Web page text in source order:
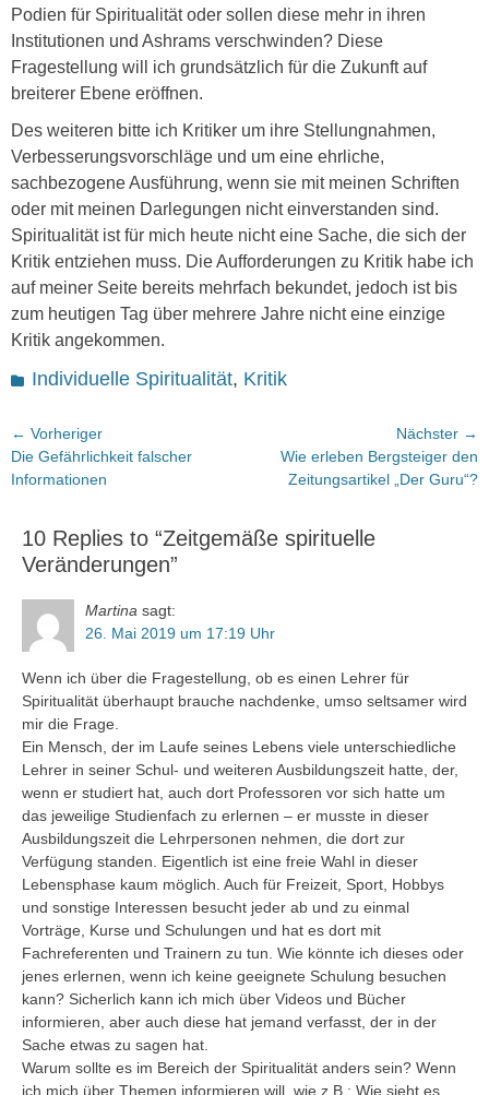
Podien für Spiritualität oder sollen diese mehr in ihren
Institutionen und Ashrams verschwinden? Diese
Fragestellung will ich grundsätzlich für die Zukunft auf
breiterer Ebene eröffnen.
Des weiteren bitte ich Kritiker um ihre Stellungnahmen,
Verbesserungsvorschläge und um eine ehrliche,
sachbezogene Ausführung, wenn sie mit meinen Schriften
oder mit meinen Darlegungen nicht einverstanden sind.
Spiritualität ist für mich heute nicht eine Sache, die sich der
Kritik entziehen muss. Die Aufforderungen zu Kritik habe ich
auf meiner Seite bereits mehrfach bekundet, jedoch ist bis
zum heutigen Tag über mehrere Jahre nicht eine einzige
Kritik angekommen.
Kategorien
Individuelle Spiritualität, Kritik
Beitragsnavigation
← Vorheriger
Vorheriger
Beitrag:
Die Gefährlichkeit falscher
Informationen
Nächster →
Nächster
Beitrag:
Wie erleben Bergsteiger den
Zeitungsartikel „Der Guru“?
10 Replies to “Zeitgemäße spirituelle
Veränderungen”
Martina sagt:
26. Mai 2019 um 17:19 Uhr
Wenn ich über die Fragestellung, ob es einen Lehrer für
Spiritualität überhaupt brauche nachdenke, umso seltsamer wird
mir die Frage.
Ein Mensch, der im Laufe seines Lebens viele unterschiedliche
Lehrer in seiner Schul- und weiteren Ausbildungszeit hatte, der,
wenn er studiert hat, auch dort Professoren vor sich hatte um
das jeweilige Studienfach zu erlernen – er musste in dieser
Ausbildungszeit die Lehrpersonen nehmen, die dort zur
Verfügung standen. Eigentlich ist eine freie Wahl in dieser
Lebensphase kaum möglich. Auch für Freizeit, Sport, Hobbys
und sonstige Interessen besucht jeder ab und zu einmal
Vorträge, Kurse und Schulungen und hat es dort mit
Fachreferenten und Trainern zu tun. Wie könnte ich dieses oder
jenes erlernen, wenn ich keine geeignete Schulung besuchen
kann? Sicherlich kann ich mich über Videos und Bücher
informieren, aber auch diese hat jemand verfasst, der in der
Sache etwas zu sagen hat.
Warum sollte es im Bereich der Spiritualität anders sein? Wenn
ich mich über Themen informieren will, wie z.B.: Wie sieht es